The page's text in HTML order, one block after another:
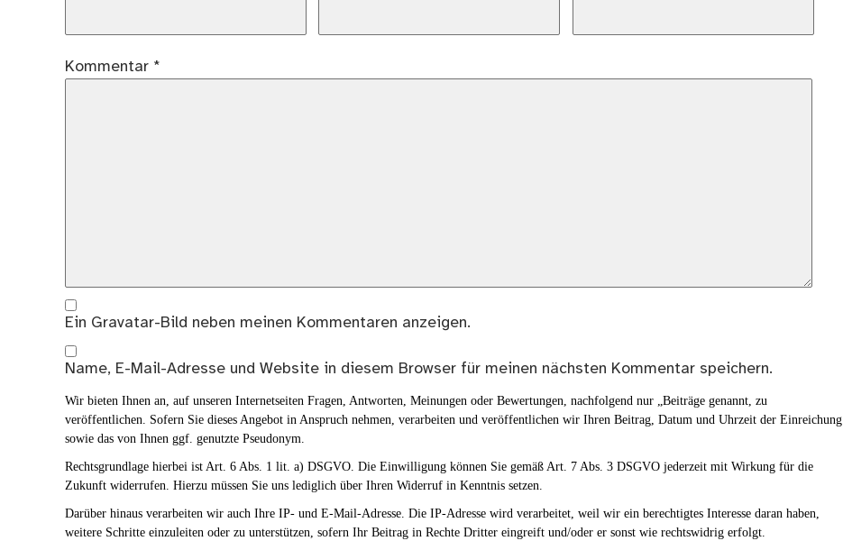
Kommentar *
Ein Gravatar-Bild neben meinen Kommentaren anzeigen.
Name, E-Mail-Adresse und Website in diesem Browser für meinen nächsten Kommentar speichern.
Wir bieten Ihnen an, auf unseren Internetseiten Fragen, Antworten, Meinungen oder Bewertungen, nachfolgend nur „Beiträge genannt, zu
veröffentlichen. Sofern Sie dieses Angebot in Anspruch nehmen, verarbeiten und veröffentlichen wir Ihren Beitrag, Datum und Uhrzeit der Einreichung
sowie das von Ihnen ggf. genutzte Pseudonym.
Rechtsgrundlage hierbei ist Art. 6 Abs. 1 lit. a) DSGVO. Die Einwilligung können Sie gemäß Art. 7 Abs. 3 DSGVO jederzeit mit Wirkung für die
Zukunft widerrufen. Hierzu müssen Sie uns lediglich über Ihren Widerruf in Kenntnis setzen.
Darüber hinaus verarbeiten wir auch Ihre IP- und E-Mail-Adresse. Die IP-Adresse wird verarbeitet, weil wir ein berechtigtes Interesse daran haben,
weitere Schritte einzuleiten oder zu unterstützen, sofern Ihr Beitrag in Rechte Dritter eingreift und/oder er sonst wie rechtswidrig erfolgt.